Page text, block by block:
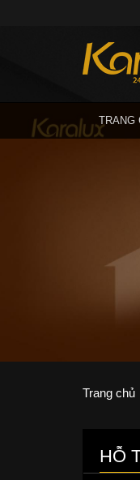
TRANG
Trang chủ
HỖ